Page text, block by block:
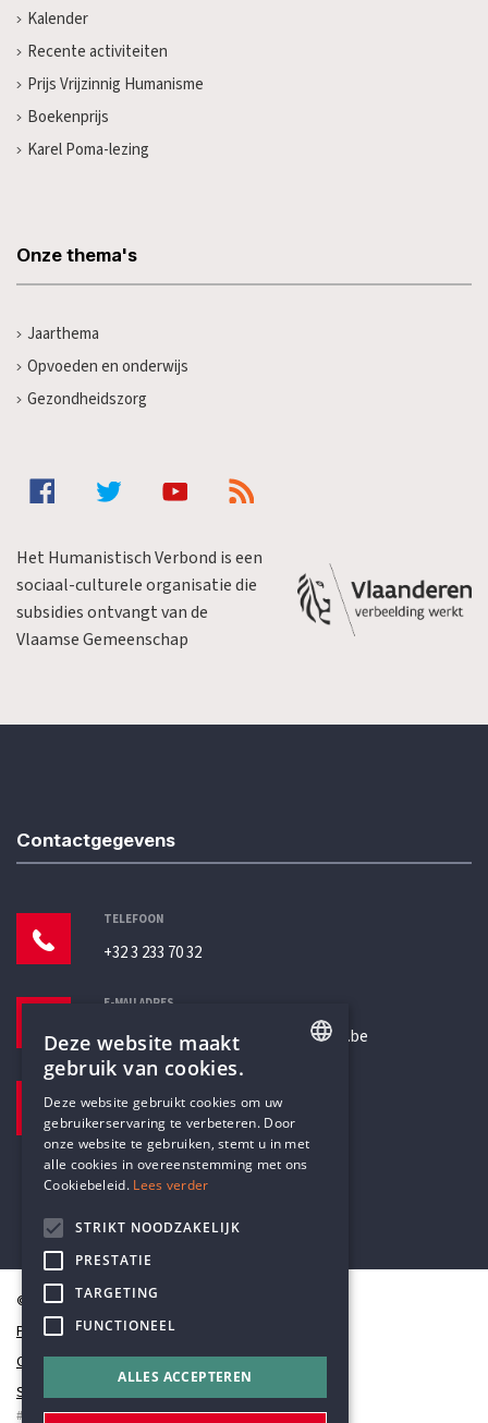
Kalender
Recente activiteiten
Prijs Vrijzinnig Humanisme
Boekenprijs
Karel Poma-lezing
Onze thema's
Jaarthema
Opvoeden en onderwijs
Gezondheidszorg
Het Humanistisch Verbond is een
sociaal-culturele organisatie die
subsidies ontvangt van de
Vlaamse Gemeenschap
Contactgegevens
TELEFOON
+32 3 233 70 32
E-MAILADRES
secretariaat@humanistischverbond.be
Pottenbrug 4
Antwerpen, 2000
© Humanistisch Verbond 2026
Privacy
Cookiestatement
Sitemap
#codedwithlove byCodelines
DUTCH
Deze website maakt
gebruik van cookies.
Deze website gebruikt cookies om uw
gebruikerservaring te verbeteren. Door
onze website te gebruiken, stemt u in met
alle cookies in overeenstemming met ons
Cookiebeleid. Lees verder
STRIKT NOODZAKELIJK
PRESTATIE
TARGETING
FUNCTIONEEL
ALLES ACCEPTEREN